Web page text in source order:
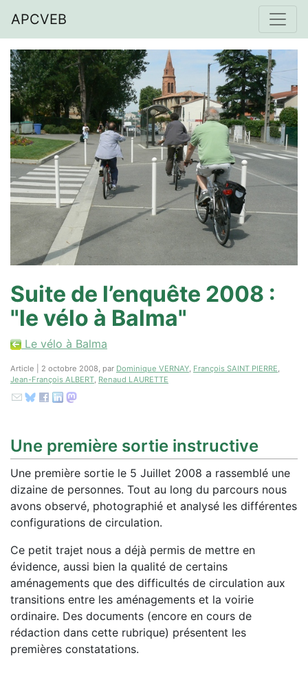
APCVEB
Suite de l’enquête 2008 :
"le vélo à Balma"
Le vélo à Balma
Article | 2 octobre 2008, par Dominique VERNAY François SAINT PIERRE
Jean-François ALBERT Renaud LAURETTE
Une première sortie instructive
Une première sortie le 5 Juillet 2008 a rassemblé une
dizaine de personnes. Tout au long du parcours nous
avons observé, photographié et analysé les différentes
configurations de circulation.
Ce petit trajet nous a déjà permis de mettre en
évidence, aussi bien la qualité de certains
aménagements que des difficultés de circulation aux
transitions entre les aménagements et la voirie
ordinaire. Des documents (encore en cours de
rédaction dans cette rubrique) présentent les
premières constatations.